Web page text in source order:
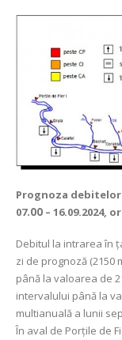
Prognoza
07.00 – 16.09.2024,
Debitul la intrarea în
zi de prognoză (2150
până la valoarea de
intervalului până la
multianuală a lunii
În aval de Porţile de